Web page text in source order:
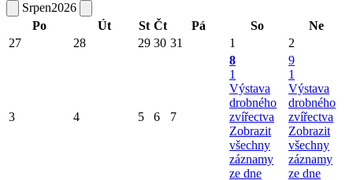
Srpen2026
Po
Út St Čt Pá So
Ne
27
28 29 30 31 1 2
3 4 5 6 7
8
1
Výstava
drobného
zvířectva
Zobrazit
všechny
záznamy
ze dne
9
1
Výstava
drobného
zvířectva
Zobrazit
všechny
záznamy
ze dne